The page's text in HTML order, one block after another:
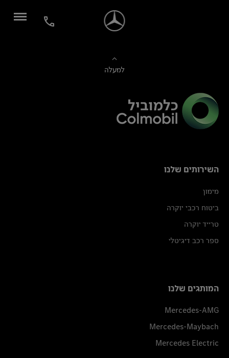
למעלה
השירותים שלנו
מימון
ביטוח רכבי יוקרה
טרייד יוקרה
ספר רכב דיגיטלי
המותגים שלנו
Mercedes-AMG
Mercedes-Maybach
Mercedes Electric